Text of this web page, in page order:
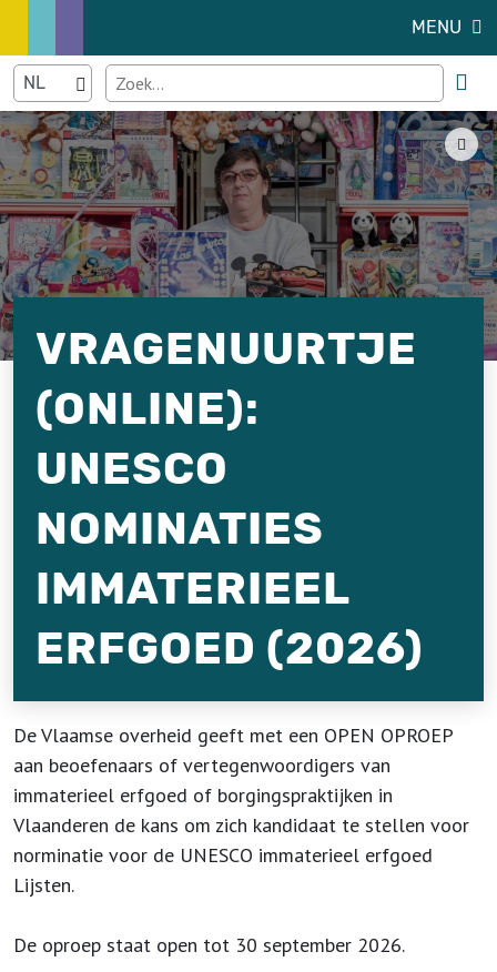
MENU
VRAGENUURTJE
(ONLINE):
UNESCO
NOMINATIES
IMMATERIEEL
ERFGOED (2026)
De Vlaamse overheid geeft met een OPEN OPROEP
aan beoefenaars of vertegenwoordigers van
immaterieel erfgoed of borgingspraktijken in
Vlaanderen de kans om zich kandidaat te stellen voor
norminatie voor de UNESCO immaterieel erfgoed
Lijsten.
De oproep staat open tot 30 september 2026.